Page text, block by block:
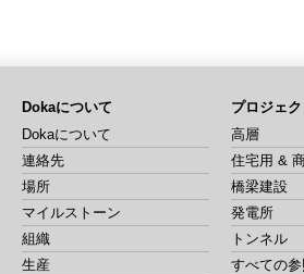
Dokaについて
Dokaについて
連絡先
場所
マイルストーン
組織
生産
プロジェク
高層
住宅用 &
橋梁建設
発電所
トンネル
すべての